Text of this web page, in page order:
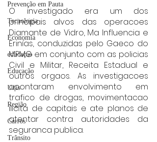
Prevenção em Pauta
Tecnologia
Economia
educaçao
Educação
Unis
Região
Carros
Trânsito
O investigado era um dos
principais alvos das operacoes
Diamante de Vidro, Ma Influencia e
Erinías, conduzidas pelo Gaeco do
MPMG em conjunto com as policias
Civil e Militar, Receita Estadual e
outros orgaos. As investigacoes
apontaram envolvimento em
trafico de drogas, movimentacao
ilicita de capitais e ate planos de
atentar contra autoridades da
seguranca publica.